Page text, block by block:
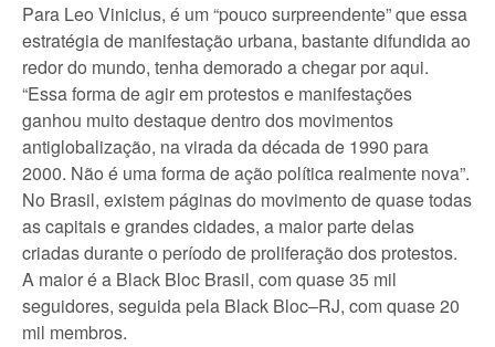
Para Leo Vinicius, é um “pouco surpreendente” que essa
estratégia de manifestação urbana, bastante difundida ao
redor do mundo, tenha demorado a chegar por aqui.
“Essa forma de agir em protestos e manifestações
ganhou muito destaque dentro dos movimentos
antiglobalização, na virada da década de 1990 para
2000. Não é uma forma de ação política realmente nova”.
No Brasil, existem páginas do movimento de quase todas
as capitais e grandes cidades, a maior parte delas
criadas durante o período de proliferação dos protestos.
A maior é a Black Bloc Brasil, com quase 35 mil
seguidores, seguida pela Black Bloc–RJ, com quase 20
mil membros.